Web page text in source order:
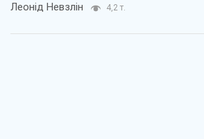
Леонід Невзлін 4,2 т.